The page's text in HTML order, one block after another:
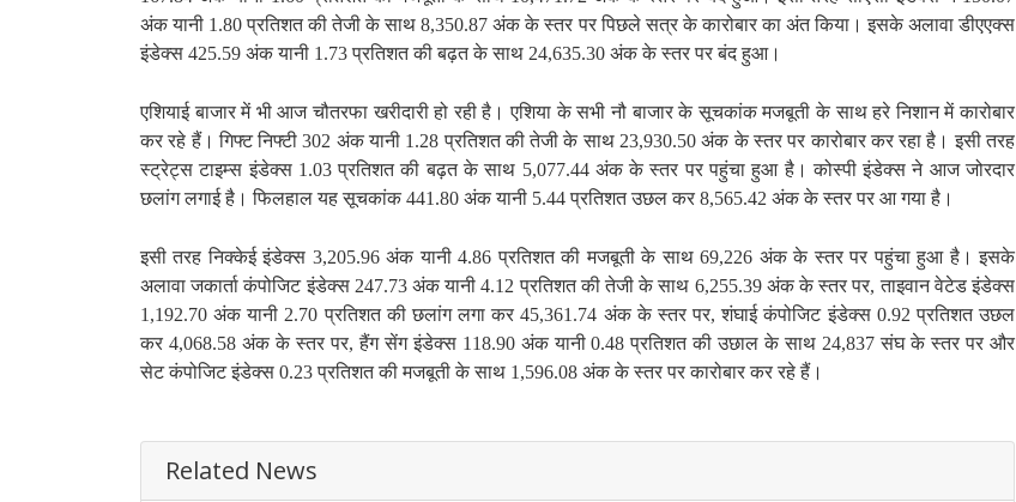
अंक यानी 1.80 प्रतिशत की तेजी के साथ 8,350.87 अंक के स्तर पर पिछले सत्र के कारोबार का अंत किया। इसके अलावा डीएएक्स
इंडेक्स 425.59 अंक यानी 1.73 प्रतिशत की बढ़त के साथ 24,635.30 अंक के स्तर पर बंद हुआ।
एशियाई बाजार में भी आज चौतरफा खरीदारी हो रही है। एशिया के सभी नौ बाजार के सूचकांक मजबूती के साथ हरे निशान में कारोबार
कर रहे हैं। गिफ्ट निफ्टी 302 अंक यानी 1.28 प्रतिशत की तेजी के साथ 23,930.50 अंक के स्तर पर कारोबार कर रहा है। इसी तरह
स्ट्रेट्स टाइम्स इंडेक्स 1.03 प्रतिशत की बढ़त के साथ 5,077.44 अंक के स्तर पर पहुंचा हुआ है। कोस्पी इंडेक्स ने आज जोरदार
छलांग लगाई है। फिलहाल यह सूचकांक 441.80 अंक यानी 5.44 प्रतिशत उछल कर 8,565.42 अंक के स्तर पर आ गया है।
इसी तरह निक्केई इंडेक्स 3,205.96 अंक यानी 4.86 प्रतिशत की मजबूती के साथ 69,226 अंक के स्तर पर पहुंचा हुआ है। इसके
अलावा जकार्ता कंपोजिट इंडेक्स 247.73 अंक यानी 4.12 प्रतिशत की तेजी के साथ 6,255.39 अंक के स्तर पर, ताइवान वेटेड इंडेक्स
1,192.70 अंक यानी 2.70 प्रतिशत की छलांग लगा कर 45,361.74 अंक के स्तर पर, शंघाई कंपोजिट इंडेक्स 0.92 प्रतिशत उछल
कर 4,068.58 अंक के स्तर पर, हैंग सेंग इंडेक्स 118.90 अंक यानी 0.48 प्रतिशत की उछाल के साथ 24,837 संघ के स्तर पर और
सेट कंपोजिट इंडेक्स 0.23 प्रतिशत की मजबूती के साथ 1,596.08 अंक के स्तर पर कारोबार कर रहे हैं।
Related News